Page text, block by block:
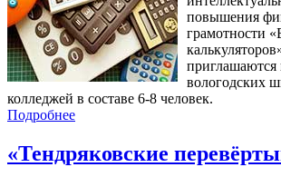
повышения
грамотности
приглашаются
вологодских
колледжей в составе 6-8 человек.
Подробнее
«Тендряковские